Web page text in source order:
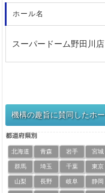
ホール名
スーパードーム野田川店
機構の趣旨に賛同したホ
北海道 青森 岩手 宮城
群馬 埼玉 千葉 東京
山梨 長野 岐阜 静岡